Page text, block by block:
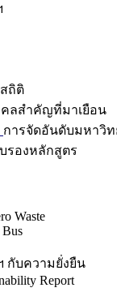
ถิติ
ลสำคัญที่มาเยือน
การจัดอันดับมหาวิท
รองหลักสูตร
Waste
กับความยั่งยืน
Report